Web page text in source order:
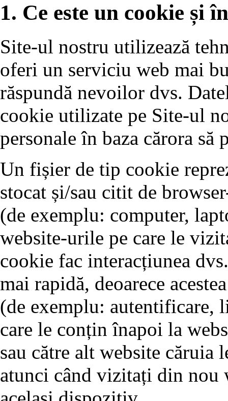
1. Ce este un cookie și
Site-ul nostru utilizează
oferi un serviciu web mai
răspundă nevoilor dvs.
cookie utilizate pe Site-ul
personale în baza cărora
Un fișier de tip cookie
stocat și/sau citit de
(de exemplu: computer,
website-urile pe care le
cookie fac interacțiunea
mai rapidă, deoarece
(de exemplu:
care le conțin înapoi la
sau către alt website
atunci când vizitați din nou